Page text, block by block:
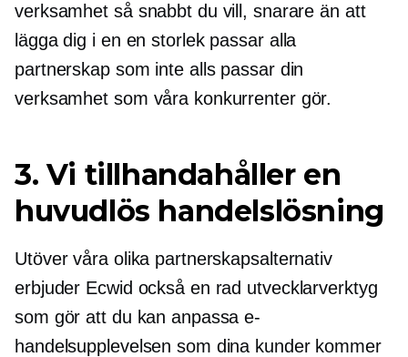
verksamhet så snabbt du vill, snarare än att
lägga dig i en en storlek passar alla
partnerskap som inte alls passar din
verksamhet som våra konkurrenter gör.
3. Vi tillhandahåller en
huvudlös handelslösning
Utöver våra olika partnerskapsalternativ
erbjuder Ecwid också en rad utvecklarverktyg
som gör att du kan anpassa e-
handelsupplevelsen som dina kunder kommer